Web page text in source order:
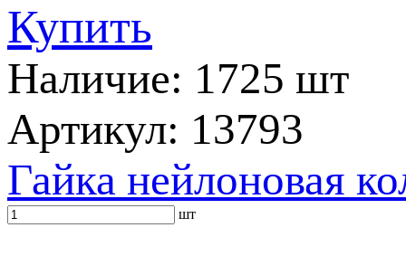
Купить
Наличие: 1725 шт
Артикул: 13793
Гайка нейлоновая
шт